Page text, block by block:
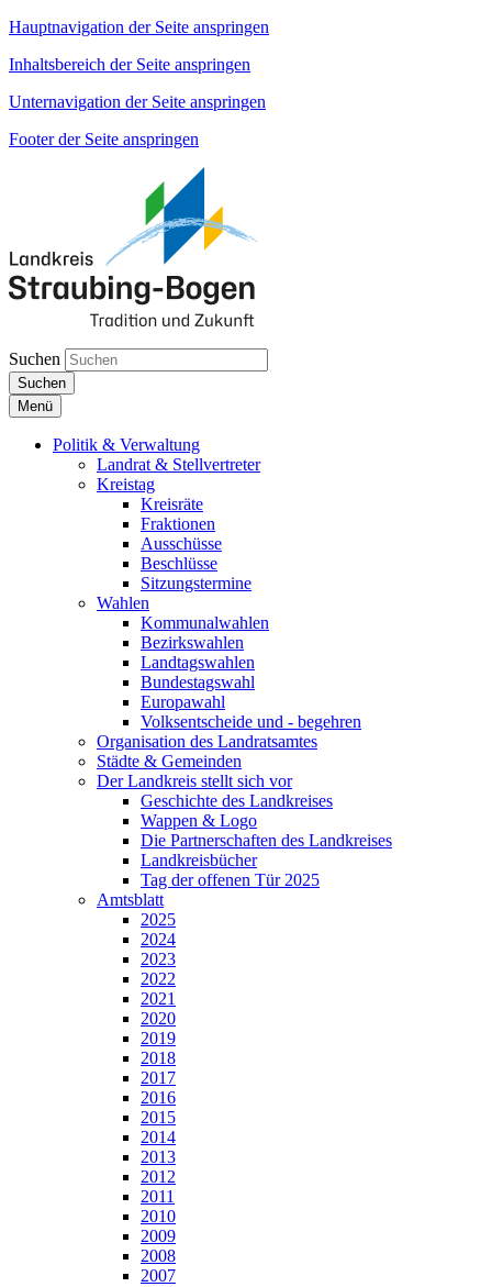
Hauptnavigation der Seite anspringen
Inhaltsbereich der Seite anspringen
Unternavigation der Seite anspringen
Footer der Seite anspringen
Suchen
Suchen
Menü
Politik & Verwaltung
Landrat & Stellvertreter
Kreistag
Kreisräte
Fraktionen
Ausschüsse
Beschlüsse
Sitzungstermine
Wahlen
Kommunalwahlen
Bezirkswahlen
Landtagswahlen
Bundestagswahl
Europawahl
Volksentscheide und - begehren
Organisation des Landratsamtes
Städte & Gemeinden
Der Landkreis stellt sich vor
Geschichte des Landkreises
Wappen & Logo
Die Partnerschaften des Landkreises
Landkreisbücher
Tag der offenen Tür 2025
Amtsblatt
2025
2024
2023
2022
2021
2020
2019
2018
2017
2016
2015
2014
2013
2012
2011
2010
2009
2008
2007